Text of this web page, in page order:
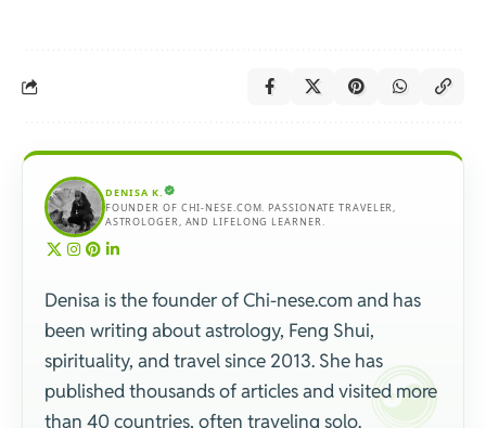
DENISA K.
FOUNDER OF CHI-NESE.COM. PASSIONATE TRAVELER,
ASTROLOGER, AND LIFELONG LEARNER.
Denisa is the founder of Chi-nese.com and has
been writing about astrology, Feng Shui,
spirituality, and travel since 2013. She has
published thousands of articles and visited more
than 40 countries, often traveling solo.